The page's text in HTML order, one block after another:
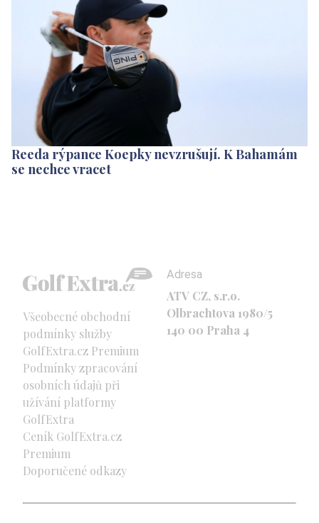
Reeda rýpance Koepky nevzrušují. K Bahamám
se nechce vracet
Všeobecné obchodní
podmínky služby
GolfExtra.cz Premium
Podmínky zpracování
osobních údajů při
užívání platformy
GolfExtra
Ceník GolfExtra.cz
Premium
Doporučené odkazy
Adresa
ATV CZ, s.r.o.
Olbrachtova 1980/5
140 00 Praha 4